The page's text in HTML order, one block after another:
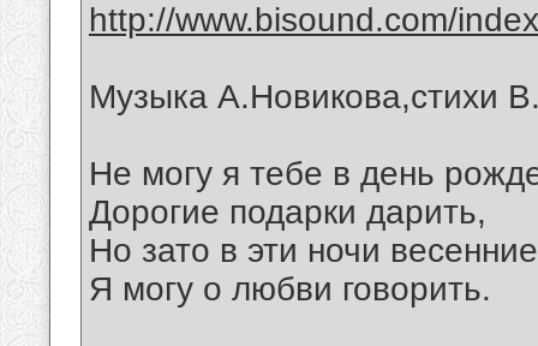
http://www.bisound.com/
Музыка А.Новикова,стихи
Не могу я тебе в день
Дорогие подарки дарить,
Но зато в эти ночи весенние
Я могу о любви говорить.